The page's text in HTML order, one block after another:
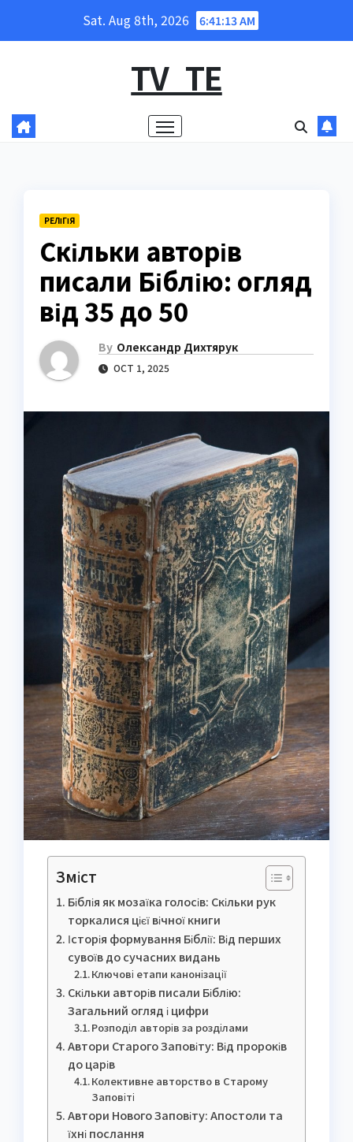
Sat. Aug 8th, 2026 6:41:14 AM
TV_TE
РЕЛІГІЯ
Скільки авторів
писали Біблію: огляд
від 35 до 50
By Олександр Дихтярук
OCT 1, 2025
Зміст
Біблія як мозаїка голосів: Скільки рук
торкалися цієї вічної книги
Історія формування Біблії: Від перших
сувоїв до сучасних видань
Ключові етапи канонізації
Скільки авторів писали Біблію:
Загальний огляд і цифри
Розподіл авторів за розділами
Автори Старого Заповіту: Від пророків
до царів
Колективне авторство в Старому
Заповіті
Автори Нового Заповіту: Апостоли та
їхні послання